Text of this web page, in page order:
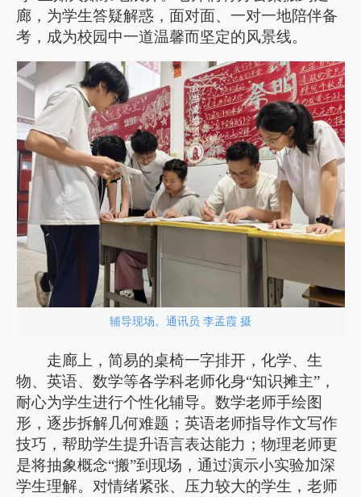
廊，为学生答疑解惑，面对面、一对一地陪伴备
考，成为校园中一道温馨而坚定的风景线。
辅导现场。通讯员 李孟霞 摄
走廊上，简易的桌椅一字排开，化学、生
物、英语、数学等各学科老师化身“知识摊主”，
耐心为学生进行个性化辅导。数学老师手绘图
形，逐步拆解几何难题；英语老师指导作文写作
技巧，帮助学生提升语言表达能力；物理老师更
是将抽象概念“搬”到现场，通过演示小实验加深
学生理解。对情绪紧张、压力较大的学生，老师